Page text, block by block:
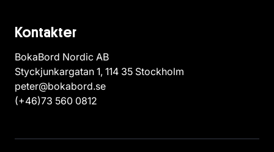
Kontakter
BokaBord Nordic AB
Styckjunkargatan 1, 114 35 Stockholm
peter@bokabord.se
(+46)73 560 0812